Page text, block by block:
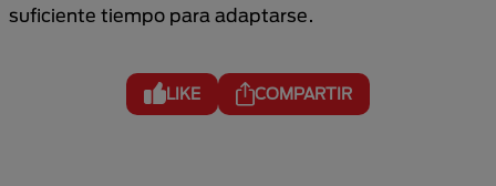
suficiente tiempo para adaptarse.
LIKE COMPARTIR